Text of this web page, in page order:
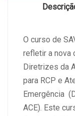
O curso de
refletir a nova
Diretrizes da
para RCP e
Emergência
ACE). Este